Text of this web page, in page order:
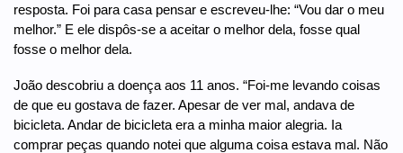
resposta. Foi para casa pensar e escreveu-lhe: “Vou dar o meu
melhor.” E ele dispôs-se a aceitar o melhor dela, fosse qual
fosse o melhor dela.
João descobriu a doença aos 11 anos. “Foi-me levando coisas
de que eu gostava de fazer. Apesar de ver mal, andava de
bicicleta. Andar de bicicleta era a minha maior alegria. Ia
comprar peças quando notei que alguma coisa estava mal. Não